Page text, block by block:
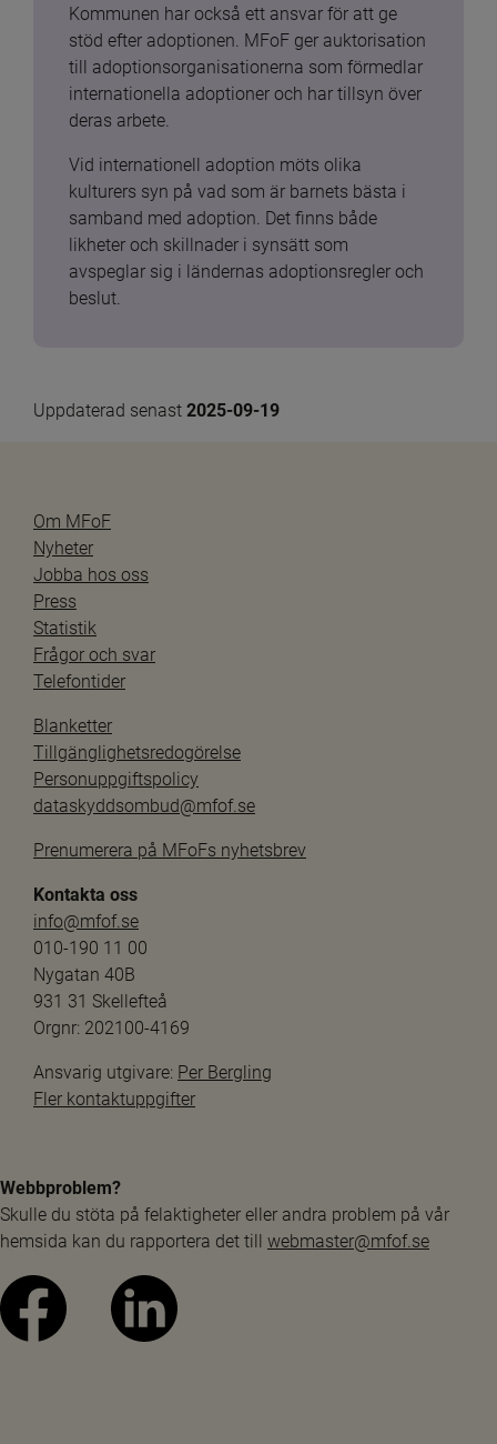
Kommunen har också ett ansvar för att ge
stöd efter adoptionen. MFoF ger auktorisation
till adoptionsorganisationerna som förmedlar
internationella adoptioner och har tillsyn över
deras arbete.
Vid internationell adoption möts olika
kulturers syn på vad som är barnets bästa i
samband med adoption. Det finns både
likheter och skillnader i synsätt som
avspeglar sig i ländernas adoptionsregler och
beslut.
Uppdaterad senast 2025-09-19
Om MFoF
Nyheter
Jobba hos oss
Press
Statistik
Frågor och svar
Telefontider
Blanketter
Tillgänglighetsredogörelse
Personuppgiftspolicy
dataskyddsombud@mfof.se
Prenumerera på MFoFs nyhetsbrev
Kontakta oss
info@mfof.se
010-190 11 00
Nygatan 40B
931 31 Skellefteå
Orgnr: 202100-4169
Ansvarig utgivare: Per Bergling
Fler kontaktuppgifter
Webbproblem?
Skulle du stöta på felaktigheter eller andra problem på vår
hemsida kan du rapportera det till webmaster@mfof.se